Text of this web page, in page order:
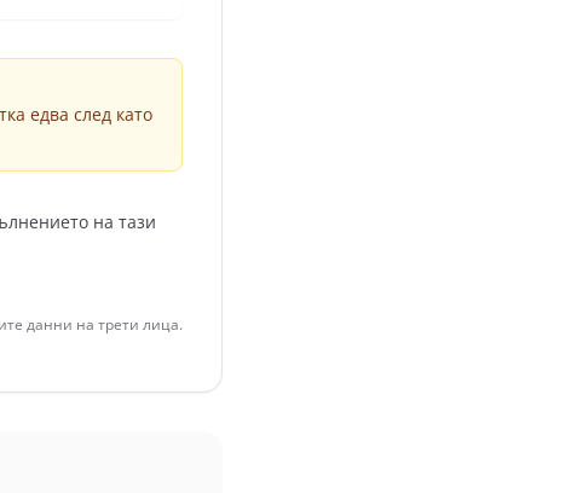
едва след като
на тази
данни на трети лица.